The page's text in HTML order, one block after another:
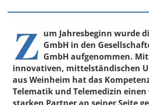
Z um Jahresbeginn wurde
GmbH in den
GmbH aufgenommen.
innovativen, mittelständischen
aus Weinheim hat das
Telematik und Telemedizin
starken Partner an seiner Seite